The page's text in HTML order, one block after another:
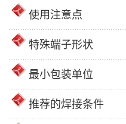
使用注意点
特殊端子形状
最小包装单位
推荐的焊接条件